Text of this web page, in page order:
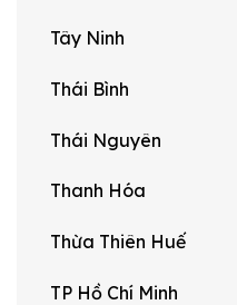
Tây Ninh
Thái Bình
Thái Nguyên
Thanh Hóa
Thừa Thiên Huế
TP Hồ Chí Minh